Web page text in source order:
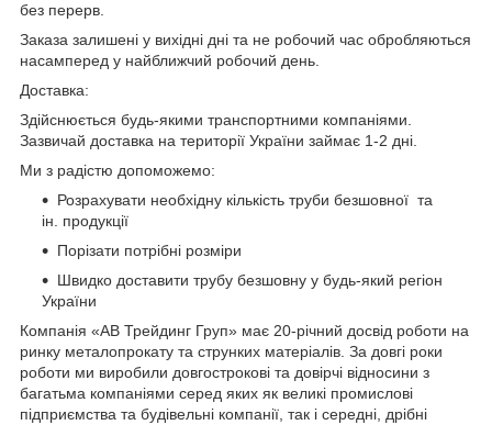
без перерв.
Заказа залишені у вихідні дні та не робочий час обробляються
насамперед у найближчий робочий день.
Доставка:
Здійснюється будь-якими транспортними компаніями.
Зазвичай доставка на території України займає 1-2 дні.
Ми з радістю допоможемо:
Розрахувати необхідну кількість труби безшовної та
ін. продукції
Порізати потрібні розміри
Швидко доставити трубу безшовну у будь-який регіон
України
Компанія «АВ Трейдинг Груп» має 20-річний досвід роботи на
ринку металопрокату та струнких матеріалів. За довгі роки
роботи ми виробили довгострокові та довірчі відносини з
багатьма компаніями серед яких як великі промислові
підприємства та будівельні компанії, так і середні, дрібні